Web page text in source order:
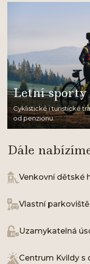
Letní sporty
Cyklistické i turistické
od penzionu.
Dále
Venkovní dětské
Vlastní
Uzamykatelná
Centrum Kvildy